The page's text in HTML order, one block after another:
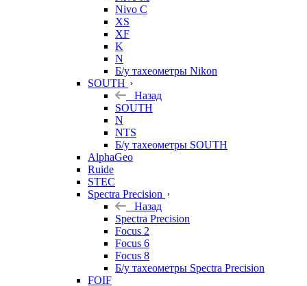
Nivo C
XS
XF
K
N
Б/у тахеометры Nikon
SOUTH
Назад
SOUTH
N
NTS
Б/у тахеометры SOUTH
AlphaGeo
Ruide
STEC
Spectra Precision
Назад
Spectra Precision
Focus 2
Focus 6
Focus 8
Б/у тахеометры Spectra Precision
FOIF